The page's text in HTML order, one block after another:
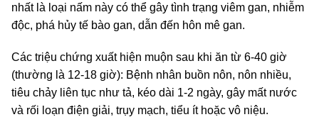
nhất là loại nấm này có thể gây tình trạng viêm gan, nhiễm
độc, phá hủy tế bào gan, dẫn đến hôn mê gan.
Các triệu chứng xuất hiện muộn sau khi ăn từ 6-40 giờ
(thường là 12-18 giờ): Bệnh nhân buồn nôn, nôn nhiều,
tiêu chảy liên tục như tả, kéo dài 1-2 ngày, gây mất nước
và rối loạn điện giải, trụy mạch, tiểu ít hoặc vô niệu.